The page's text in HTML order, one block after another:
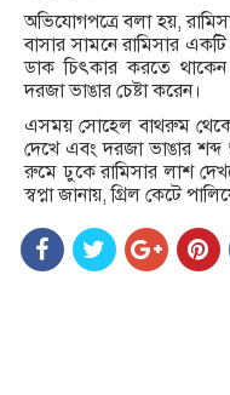
অভিযোগপত্রে বলা হয়,
বাসার সামনে রামিসার
ডাক চিৎকার করতে
দরজা ভাঙার চেষ্টা করেন।
এসময় সোহেল বাথরুম থেকে
দেখে এবং দরজা ভাঙার
রুমে ঢুকে রামিসার লাশ
স্বপ্না জানায়, গ্রিল কেটে